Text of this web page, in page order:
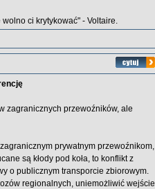
ci krytykować" - Voltaire.
zagranicznych przewoźników, ale
prywatnym przewoźnikom,
są kłody pod koła, to konflikt z
o publicznym transporcie zbiorowym.
regionalnych, uniemożliwić wejście